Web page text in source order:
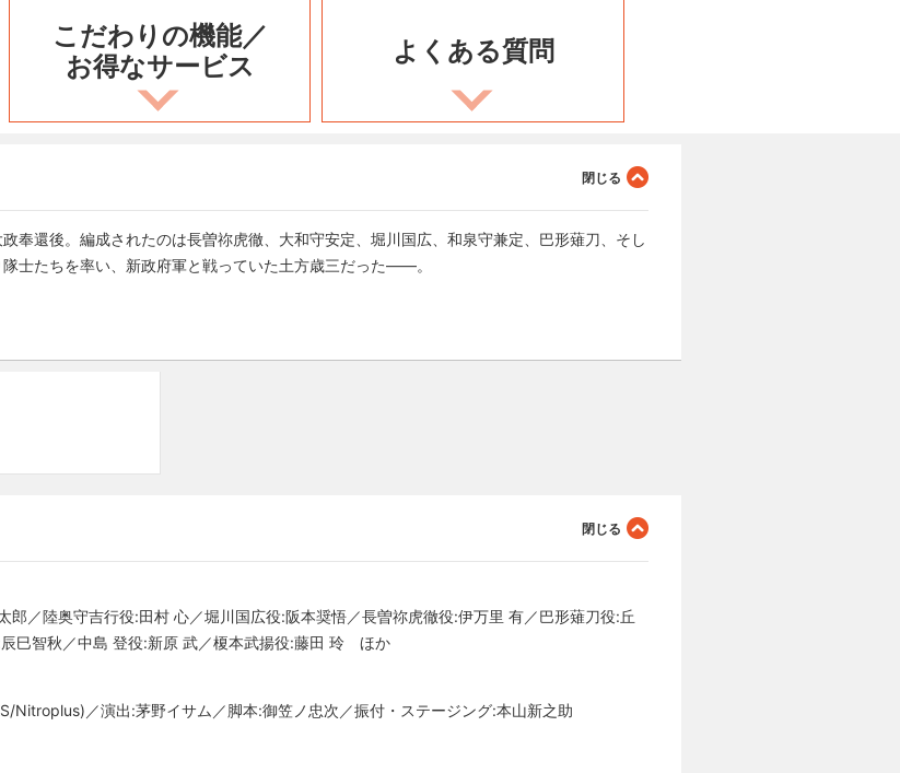
こだわりの機能／
お得なサービス
よくある質問
奉還後。編成されたのは長曽祢虎徹、大和守安定、堀川国広、和泉守兼定、巴形薙刀、そし
士たちを率い、新政府軍と戦っていた土方歳三だった――。
郎／陸奥守吉行役:田村 心／堀川国広役:阪本奨悟／長曽祢虎徹役:伊万里 有／巴形薙刀役:丘
巳智秋／中島 登役:新原 武／榎本武揚役:藤田 玲 ほか
Nitroplus)／演出:茅野イサム／脚本:御笠ノ忠次／振付・ステージング:本山新之助